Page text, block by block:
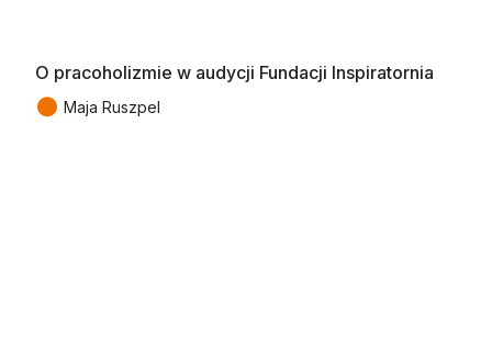
O pracoholizmie w audycji Fundacji Inspiratornia
● Maja Ruszpel